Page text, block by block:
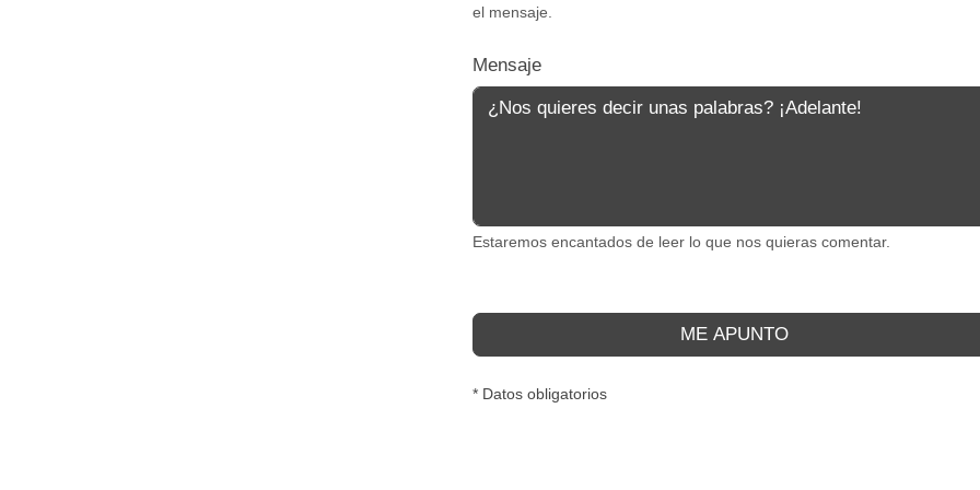
el mensaje.
Mensaje
Estaremos encantados de leer lo que nos quieras comentar.
ME APUNTO
* Datos obligatorios